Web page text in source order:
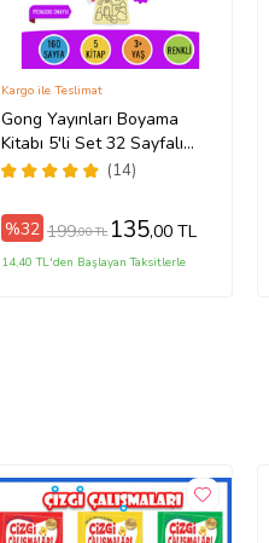
Gong Yayınları Boyama
Kitabı 5'li Set 32 Sayfalı
Toplam 160 Sayfa Kum
(14)
Kargo ile Teslimat
%32 199,00 TL 135,00 TL
14,40 TL'den Başlayan Taksitlerle